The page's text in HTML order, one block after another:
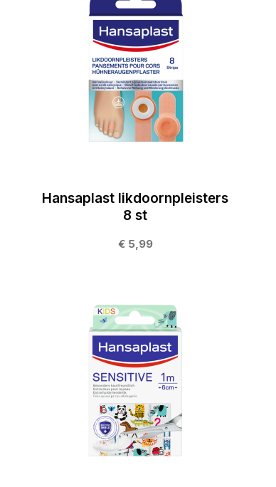
Hansaplast likdoornpleisters
8 st
€ 5,99